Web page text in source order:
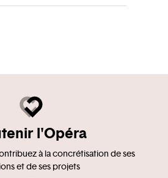
l'Opéra
à la concrétisation de ses
et de ses projets